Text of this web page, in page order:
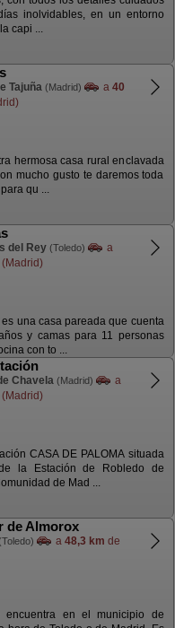
inolvidables, en un entorno
capi ...
Tajuña (Madrid) a 40
hermosa casa rural enclavada
mucho gusto te daremos toda
qu ...
del Rey (Toledo)
a
una casa pareada que cuenta
y camas para 11 personas
con to ...
Chavela (Madrid)
a
CASA DE PALOMA situada
la Estación de Robledo de
de Mad ...
de Almorox
a 48,3 km de
en el municipio de